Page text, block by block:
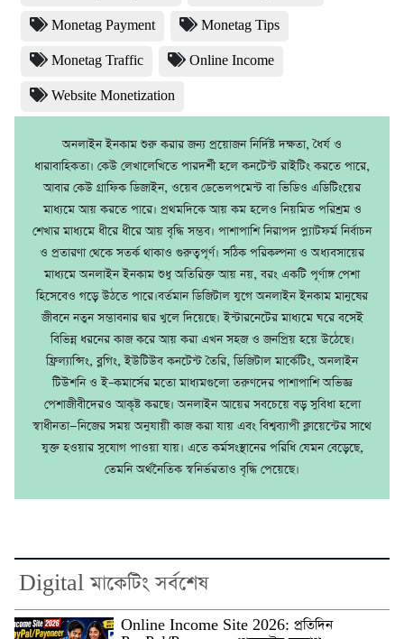
Monetag Payment Monetag Tips
Monetag Traffic Online Income
Website Monetization
অনলাইন ইনকাম শুরু করার জন্য প্রয়োজন নির্দিষ্ট দক্ষতা, ধৈর্য ও
ধারাবাহিকতা। কেউ লেখালেখিতে পারদর্শী হলে কনটেন্ট রাইটিং করতে পারে,
আবার কেউ গ্রাফিক ডিজাইন, ওয়েব ডেভেলপমেন্ট বা ভিডিও এডিটিংয়ের
মাধ্যমে আয় করতে পারে। প্রথমদিকে আয় কম হলেও নিয়মিত পরিশ্রম ও
শেখার মাধ্যমে ধীরে ধীরে আয় বৃদ্ধি সম্ভব। পাশাপাশি নিরাপদ প্ল্যাটফর্ম নির্বাচন
ও প্রতারণা থেকে সতর্ক থাকাও গুরুত্বপূর্ণ। সঠিক পরিকল্পনা ও অধ্যবসায়ের
মাধ্যমে অনলাইন ইনকাম শুধু অতিরিক্ত আয় নয়, বরং একটি পূর্ণাঙ্গ পেশা
হিসেবেও গড়ে উঠতে পারে।বর্তমান ডিজিটাল যুগে অনলাইন ইনকাম মানুষের
জীবনে নতুন সম্ভাবনার দ্বার খুলে দিয়েছে। ইন্টারনেটের মাধ্যমে ঘরে বসেই
বিভিন্ন ধরনের কাজ করে আয় করা এখন সহজ ও জনপ্রিয় হয়ে উঠেছে।
ফ্রিল্যান্সিং, ব্লগিং, ইউটিউব কনটেন্ট তৈরি, ডিজিটাল মার্কেটিং, অনলাইন
টিউশনি ও ই–কমার্সের মতো মাধ্যমগুলো তরুণদের পাশাপাশি অভিজ্ঞ
পেশাজীবীদেরও আকৃষ্ট করছে। অনলাইন আয়ের সবচেয়ে বড় সুবিধা হলো
স্বাধীনতা—নিজের সময় অনুযায়ী কাজ করা যায় এবং বিশ্বব্যাপী ক্লায়েন্টের সাথে
যুক্ত হওয়ার সুযোগ পাওয়া যায়। এতে কর্মসংস্থানের পরিধি যেমন বেড়েছে,
তেমনি অর্থনৈতিক স্বনির্ভরতাও বৃদ্ধি পেয়েছে।
Digital মাকেটিং সর্বশেষ
Online Income Site 2026: প্রতিদিন